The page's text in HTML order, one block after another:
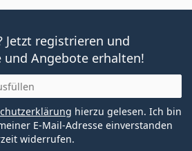
Jetzt registrieren und
und Angebote erhalten!
hierzu gelesen. Ich bin
E-Mail-Adresse einverstanden
widerrufen.